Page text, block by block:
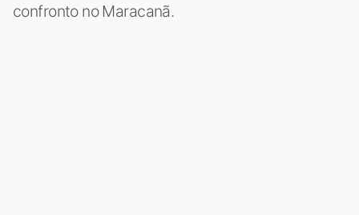
confronto no Maracanã.